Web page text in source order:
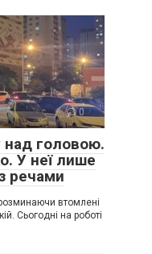
0
над головою.
У неї лише
речами
втомлені
Сьогодні на роботі